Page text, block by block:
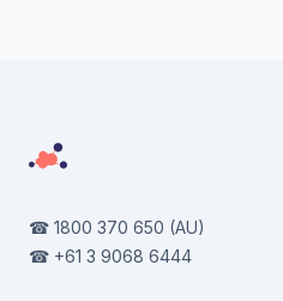
☎ 1800 370 650 (AU)
☎ +61 3 9068 6444